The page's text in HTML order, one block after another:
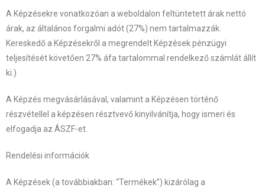
A Képzésekre vonatkozóan a weboldalon feltüntetett árak nettó
árak, az általános forgalmi adót (27%) nem tartalmazzák.
Kereskedő a Képzésekről a megrendelt Képzések pénzügyi
teljesítését követően 27% áfa tartalommal rendelkező számlát állít
ki.)
A Képzés megvásárlásával, valamint a Képzésen történő
részvétellel a képzésen résztvevő kinyilvánítja, hogy ismeri és
elfogadja az ÁSZF-et.
Rendelési információk
A Képzések (a továbbiakban: “Termékek”) kizárólag a